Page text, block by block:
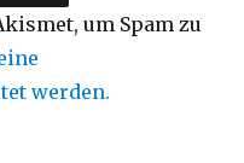
um Spam zu
werden.